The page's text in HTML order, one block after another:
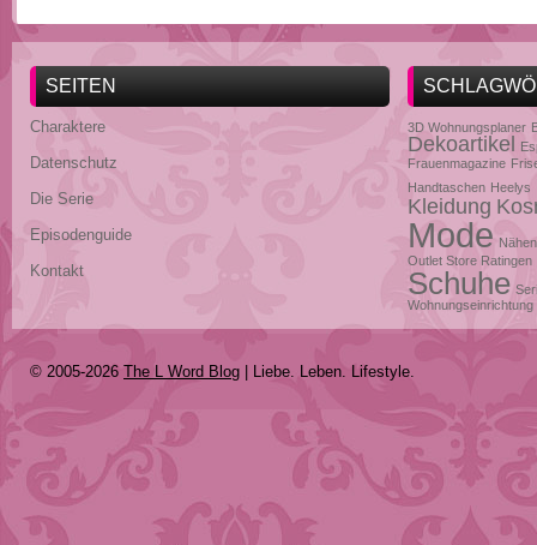
SEITEN
Charaktere
Datenschutz
Die Serie
Episodenguide
Kontakt
3D Wohnungsplaner
Dekoartikel
Frauenmagazine
Handtaschen Heelys
Kleidung
Mode Nähen
Outlet Store Ratingen
Schuhe
Wohnungseinrichtung
© 2005-2026 The L Word Blog | Liebe. Leben. Lifestyle.